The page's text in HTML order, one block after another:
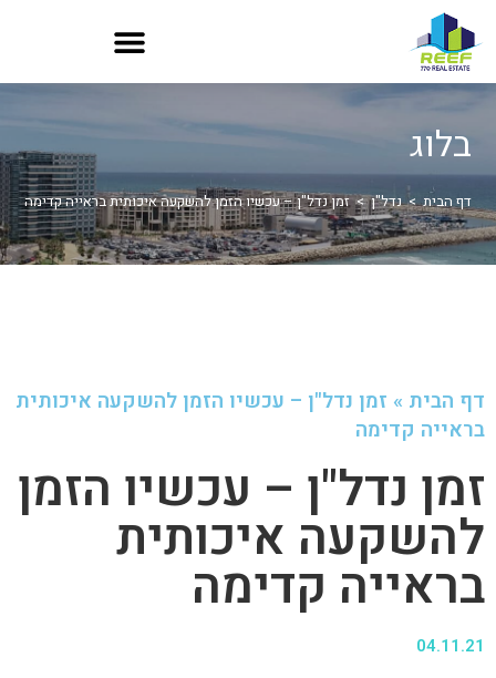
בלוג
דף הבית > נדל"ן > זמן נדל"ן – עכשיו הזמן להשקעה איכותית בראייה קדימה
דף הבית » זמן נדל"ן – עכשיו הזמן להשקעה איכותית
בראייה קדימה
זמן נדל"ן – עכשיו הזמן
להשקעה איכותית
בראייה קדימה
04.11.21